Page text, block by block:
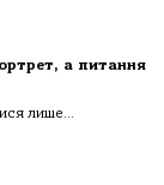
а питання
лише...